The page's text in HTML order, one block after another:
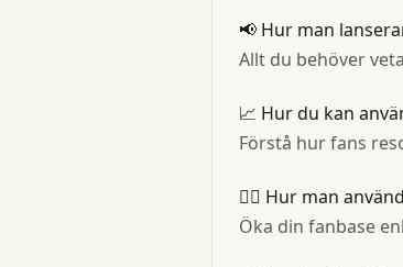
📢 Hur man
Allt du behöver
📈 Hur du kan
Förstå hur fans
👯‍♂️ Hur man
Öka din fanbase